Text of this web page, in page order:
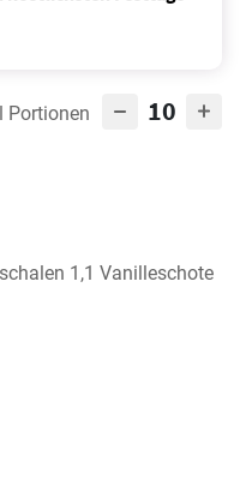
Portionen 10
1,1 Vanilleschote